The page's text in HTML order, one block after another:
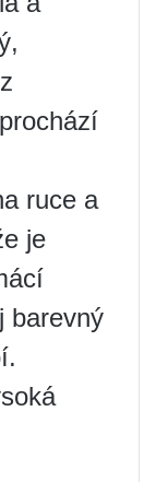
ruce a
je
barevný